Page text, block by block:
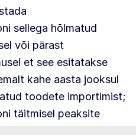
sellega hõlmatud
või pärast
et see esitatakse
kahe aasta jooksul
toodete importimist;
täitmisel peaksite